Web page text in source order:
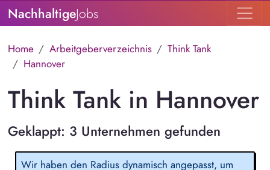
NachhaltigeJobs
Home Arbeitgeberverzeichnis
Think Tank
Hannover
Think Tank in Hannover
Geklappt: 3 Unternehmen gefunden
Wir haben den Radius dynamisch angepasst, um